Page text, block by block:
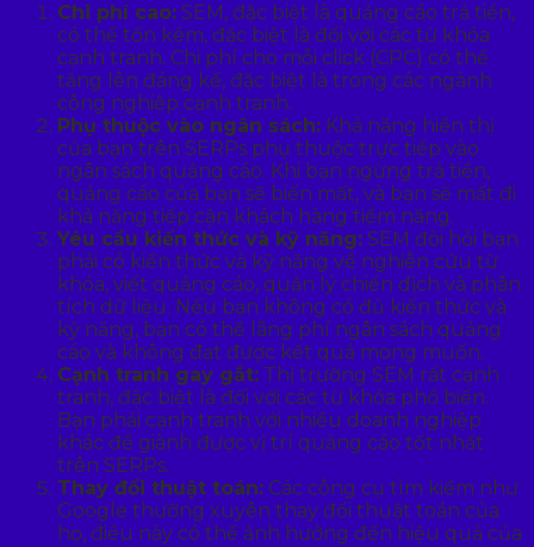
Chi phí cao: SEM, đặc biệt là quảng cáo trả tiền,
có thể tốn kém, đặc biệt là đối với các từ khóa
cạnh tranh. Chi phí cho mỗi click (CPC) có thể
tăng lên đáng kể, đặc biệt là trong các ngành
công nghiệp cạnh tranh.
Phụ thuộc vào ngân sách: Khả năng hiển thị
của bạn trên SERPs phụ thuộc trực tiếp vào
ngân sách quảng cáo. Khi bạn ngừng trả tiền,
quảng cáo của bạn sẽ biến mất, và bạn sẽ mất đi
khả năng tiếp cận khách hàng tiềm năng.
Yêu cầu kiến thức và kỹ năng: SEM đòi hỏi bạn
phải có kiến thức và kỹ năng về nghiên cứu từ
khóa, viết quảng cáo, quản lý chiến dịch và phân
tích dữ liệu. Nếu bạn không có đủ kiến thức và
kỹ năng, bạn có thể lãng phí ngân sách quảng
cáo và không đạt được kết quả mong muốn.
Cạnh tranh gay gắt: Thị trường SEM rất cạnh
tranh, đặc biệt là đối với các từ khóa phổ biến.
Bạn phải cạnh tranh với nhiều doanh nghiệp
khác để giành được vị trí quảng cáo tốt nhất
trên SERPs.
Thay đổi thuật toán: Các công cụ tìm kiếm như
Google thường xuyên thay đổi thuật toán của
họ, điều này có thể ảnh hưởng đến hiệu quả của